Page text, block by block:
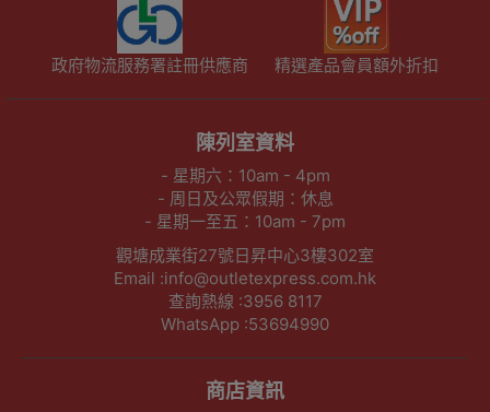
政府物流服務署註冊供應商 精選產品會員額外折扣
陳列室資料
- 星期六：10am - 4pm
- 周日及公眾假期：休息
- 星期一至五：10am - 7pm
觀塘成業街27號日昇中心3樓302室
Email :info@outletexpress.com.hk
查詢熱線 :3956 8117
WhatsApp :53694990
商店資訊